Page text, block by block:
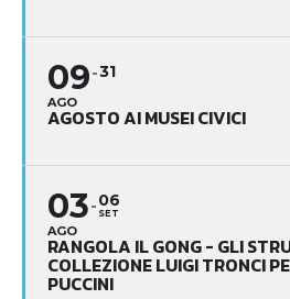
09
AGO
31
AGOSTO AI MUSEI CIVICI
03
AGO
06
SET
RANGOLA IL GONG - GLI
COLLEZIONE LUIGI TRONCI
PUCCINI